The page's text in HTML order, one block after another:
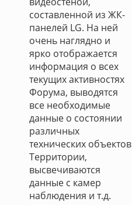
составленной из ЖК-
панелей LG. На ней
очень наглядно и
ярко отображается
информация о всех
текущих активностях
Форума, выводятся
все необходимые
данные о состоянии
различных
технических объектов
Территории,
высвечиваются
данные с камер
наблюдения и т.д.